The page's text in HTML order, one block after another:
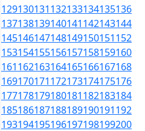
129130131132133134135136
137138139140141142143144
145146147148149150151152
153154155156157158159160
161162163164165166167168
169170171172173174175176
177178179180181182183184
185186187188189190191192
193194195196197198199200